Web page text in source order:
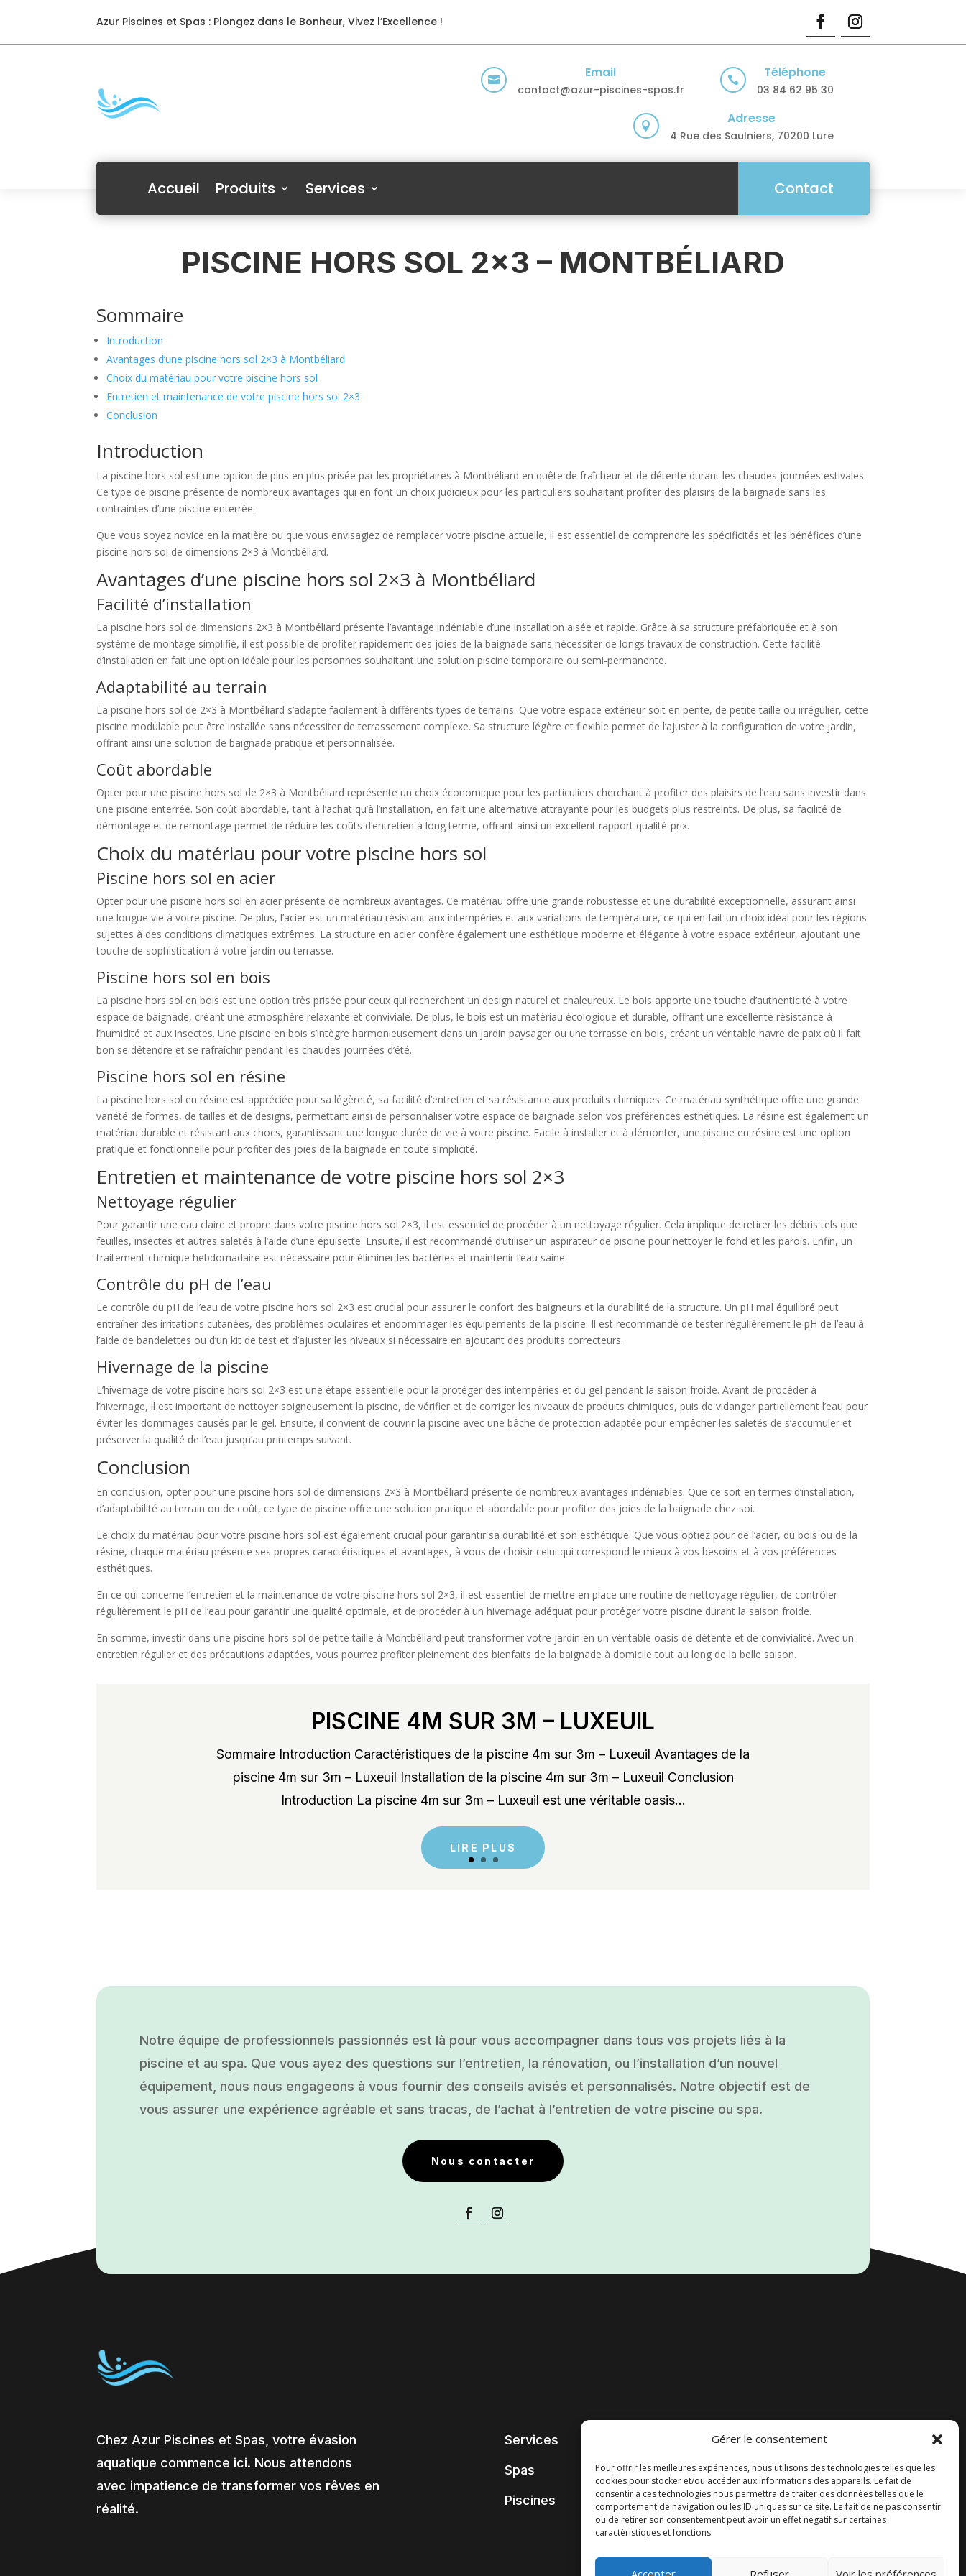
Gérer le consentement
Pour offrir les meilleures expériences, nous utilisons des technologies telles que les
cookies pour stocker et/ou accéder aux informations des appareils. Le fait de
consentir à ces technologies nous permettra de traiter des données telles que le
comportement de navigation ou les ID uniques sur ce site. Le fait de ne pas consentir
ou de retirer son consentement peut avoir un effet négatif sur certaines
caractéristiques et fonctions.
Azur Piscines et Spas : Plongez dans le Bonheur, Vivez l’Excellence !
 Email
contact@azur-piscines-spas.fr
 Téléphone
03 84 62 95 30
 Adresse
4 Rue des Saulniers, 70200 Lure
Accueil Produits Services Contact
PISCINE HORS SOL 2×3 – MONTBÉLIARD
Sommaire
Introduction
Avantages d’une piscine hors sol 2×3 à Montbéliard
Choix du matériau pour votre piscine hors sol
Entretien et maintenance de votre piscine hors sol 2×3
Conclusion
Introduction
La piscine hors sol est une option de plus en plus prisée par les propriétaires à Montbéliard en quête de fraîcheur et de détente durant les chaudes journées estivales.
Ce type de piscine présente de nombreux avantages qui en font un choix judicieux pour les particuliers souhaitant profiter des plaisirs de la baignade sans les
contraintes d’une piscine enterrée.
Que vous soyez novice en la matière ou que vous envisagiez de remplacer votre piscine actuelle, il est essentiel de comprendre les spécificités et les bénéfices d’une
piscine hors sol de dimensions 2×3 à Montbéliard.
Avantages d’une piscine hors sol 2×3 à Montbéliard
Facilité d’installation
La piscine hors sol de dimensions 2×3 à Montbéliard présente l’avantage indéniable d’une installation aisée et rapide. Grâce à sa structure préfabriquée et à son
système de montage simplifié, il est possible de profiter rapidement des joies de la baignade sans nécessiter de longs travaux de construction. Cette facilité
d’installation en fait une option idéale pour les personnes souhaitant une solution piscine temporaire ou semi-permanente.
Adaptabilité au terrain
La piscine hors sol de 2×3 à Montbéliard s’adapte facilement à différents types de terrains. Que votre espace extérieur soit en pente, de petite taille ou irrégulier, cette
piscine modulable peut être installée sans nécessiter de terrassement complexe. Sa structure légère et flexible permet de l’ajuster à la configuration de votre jardin,
offrant ainsi une solution de baignade pratique et personnalisée.
Coût abordable
Opter pour une piscine hors sol de 2×3 à Montbéliard représente un choix économique pour les particuliers cherchant à profiter des plaisirs de l’eau sans investir dans
une piscine enterrée. Son coût abordable, tant à l’achat qu’à l’installation, en fait une alternative attrayante pour les budgets plus restreints. De plus, sa facilité de
démontage et de remontage permet de réduire les coûts d’entretien à long terme, offrant ainsi un excellent rapport qualité-prix.
Choix du matériau pour votre piscine hors sol
Piscine hors sol en acier
Opter pour une piscine hors sol en acier présente de nombreux avantages. Ce matériau offre une grande robustesse et une durabilité exceptionnelle, assurant ainsi
une longue vie à votre piscine. De plus, l’acier est un matériau résistant aux intempéries et aux variations de température, ce qui en fait un choix idéal pour les régions
sujettes à des conditions climatiques extrêmes. La structure en acier confère également une esthétique moderne et élégante à votre espace extérieur, ajoutant une
touche de sophistication à votre jardin ou terrasse.
Piscine hors sol en bois
La piscine hors sol en bois est une option très prisée pour ceux qui recherchent un design naturel et chaleureux. Le bois apporte une touche d’authenticité à votre
espace de baignade, créant une atmosphère relaxante et conviviale. De plus, le bois est un matériau écologique et durable, offrant une excellente résistance à
l’humidité et aux insectes. Une piscine en bois s’intègre harmonieusement dans un jardin paysager ou une terrasse en bois, créant un véritable havre de paix où il fait
bon se détendre et se rafraîchir pendant les chaudes journées d’été.
Piscine hors sol en résine
La piscine hors sol en résine est appréciée pour sa légèreté, sa facilité d’entretien et sa résistance aux produits chimiques. Ce matériau synthétique offre une grande
variété de formes, de tailles et de designs, permettant ainsi de personnaliser votre espace de baignade selon vos préférences esthétiques. La résine est également un
matériau durable et résistant aux chocs, garantissant une longue durée de vie à votre piscine. Facile à installer et à démonter, une piscine en résine est une option
pratique et fonctionnelle pour profiter des joies de la baignade en toute simplicité.
Entretien et maintenance de votre piscine hors sol 2×3
Nettoyage régulier
Pour garantir une eau claire et propre dans votre piscine hors sol 2×3, il est essentiel de procéder à un nettoyage régulier. Cela implique de retirer les débris tels que
feuilles, insectes et autres saletés à l’aide d’une épuisette. Ensuite, il est recommandé d’utiliser un aspirateur de piscine pour nettoyer le fond et les parois. Enfin, un
traitement chimique hebdomadaire est nécessaire pour éliminer les bactéries et maintenir l’eau saine.
Contrôle du pH de l’eau
Le contrôle du pH de l’eau de votre piscine hors sol 2×3 est crucial pour assurer le confort des baigneurs et la durabilité de la structure. Un pH mal équilibré peut
entraîner des irritations cutanées, des problèmes oculaires et endommager les équipements de la piscine. Il est recommandé de tester régulièrement le pH de l’eau à
l’aide de bandelettes ou d’un kit de test et d’ajuster les niveaux si nécessaire en ajoutant des produits correcteurs.
Hivernage de la piscine
L’hivernage de votre piscine hors sol 2×3 est une étape essentielle pour la protéger des intempéries et du gel pendant la saison froide. Avant de procéder à
l’hivernage, il est important de nettoyer soigneusement la piscine, de vérifier et de corriger les niveaux de produits chimiques, puis de vidanger partiellement l’eau pour
éviter les dommages causés par le gel. Ensuite, il convient de couvrir la piscine avec une bâche de protection adaptée pour empêcher les saletés de s’accumuler et
préserver la qualité de l’eau jusqu’au printemps suivant.
Conclusion
En conclusion, opter pour une piscine hors sol de dimensions 2×3 à Montbéliard présente de nombreux avantages indéniables. Que ce soit en termes d’installation,
d’adaptabilité au terrain ou de coût, ce type de piscine offre une solution pratique et abordable pour profiter des joies de la baignade chez soi.
Le choix du matériau pour votre piscine hors sol est également crucial pour garantir sa durabilité et son esthétique. Que vous optiez pour de l’acier, du bois ou de la
résine, chaque matériau présente ses propres caractéristiques et avantages, à vous de choisir celui qui correspond le mieux à vos besoins et à vos préférences
esthétiques.
En ce qui concerne l’entretien et la maintenance de votre piscine hors sol 2×3, il est essentiel de mettre en place une routine de nettoyage régulier, de contrôler
régulièrement le pH de l’eau pour garantir une qualité optimale, et de procéder à un hivernage adéquat pour protéger votre piscine durant la saison froide.
En somme, investir dans une piscine hors sol de petite taille à Montbéliard peut transformer votre jardin en un véritable oasis de détente et de convivialité. Avec un
entretien régulier et des précautions adaptées, vous pourrez profiter pleinement des bienfaits de la baignade à domicile tout au long de la belle saison.
PISCINE 4M SUR 3M – LUXEUIL
Sommaire Introduction Caractéristiques de la piscine 4m sur 3m – Luxeuil Avantages de la
piscine 4m sur 3m – Luxeuil Installation de la piscine 4m sur 3m – Luxeuil Conclusion
Introduction La piscine 4m sur 3m – Luxeuil est une véritable oasis...
LIRE PLUS
Notre équipe de professionnels passionnés est là pour vous accompagner dans tous vos projets liés à la
piscine et au spa. Que vous ayez des questions sur l’entretien, la rénovation, ou l’installation d’un nouvel
équipement, nous nous engageons à vous fournir des conseils avisés et personnalisés. Notre objectif est de
vous assurer une expérience agréable et sans tracas, de l’achat à l’entretien de votre piscine ou spa.
Nous contacter
Chez Azur Piscines et Spas, votre évasion
aquatique commence ici. Nous attendons
avec impatience de transformer vos rêves en
réalité.
Services
Spas
Piscines
Accueil
Contact
Blog